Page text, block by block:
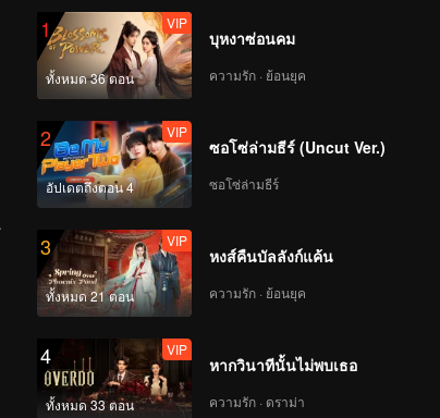
1
ทั้งหมด 36 ตอน
VIP
บุหงาซ่อนคม
ความรัก · ย้อนยุค
2
อัปเดตถึงตอน 4
VIP
ซอโซ่ล่ามธีร์ (Uncut Ver.)
ซอโซ่ล่ามธีร์
3
ทั้งหมด 21 ตอน
VIP
หงส์คืนบัลลังก์แค้น
ความรัก · ย้อนยุค
4
ทั้งหมด 33 ตอน
VIP
หากวินาทีนั้นไม่พบเธอ
ความรัก · ดราม่า